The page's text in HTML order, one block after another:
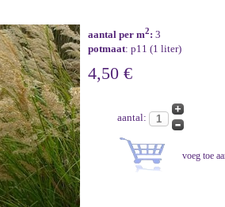
aantal per m2: 3
potmaat: p11 (1 liter)
4,50 €
aantal: